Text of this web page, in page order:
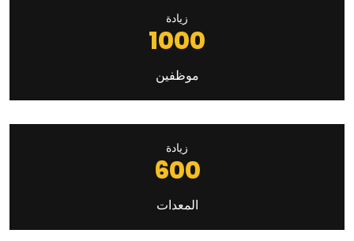
زيادة
1000
موظفين
زيادة
600
المعدات